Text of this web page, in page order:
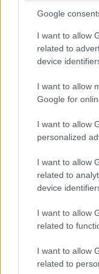
Google
I want to allow
related to
device
I want to allow
Google for
I want to allow
personalized
I want to allow
related to
device
I want to allow
related to
I want to allow
related to
balatoni
Balatonalmádiban.
#karácsony
#eset
vízalapú
Kedvencekhez